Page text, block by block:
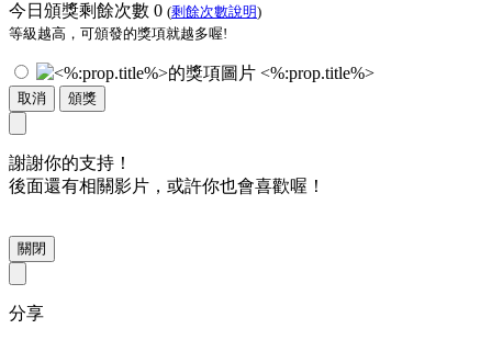
今日頒獎剩餘次數 0 (剩餘次數說明)
等級越高，可頒發的獎項就越多喔!
<%:prop.title%>
取消 頒獎
謝謝你的支持！
後面還有相關影片，或許你也會喜歡喔！
關閉
分享